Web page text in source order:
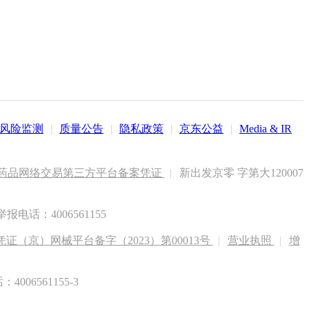
风险监测 | 质量公告 | 隐私政策 | 京东公益 | Media & IR
品网络交易第三方平台备案凭证 |
新出发京零 字第大120007
报电话：4006561155
证（京）网械平台备字（2023）第00013号 | 营业执照 |
增
4006561155-3